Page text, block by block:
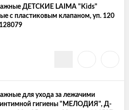
ДЕТСКИЕ LAIMA "Kids"
с пластиковым клапаном, уп. 120
для ухода за лежачими
гигиены "МЕЛОДИЯ", Д-